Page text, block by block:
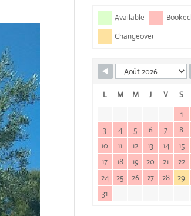
Available
Booked
Changeover
L M M J V S
1
3
4 5 6 7 8
10
11 12 13 14 15
17
18 19 20 21 22
24
25 26 27 28 29
31